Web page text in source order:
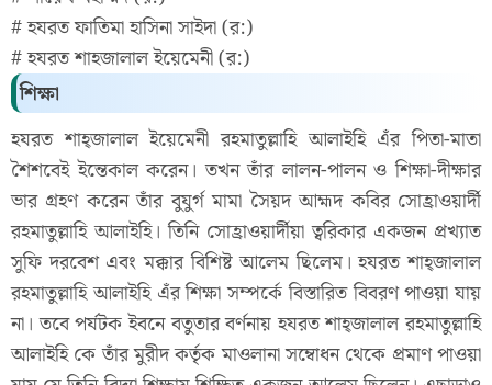
# হযরত ফাতিমা হাসিনা সাইদা (র:)
# হযরত শাহজালাল ইয়েমেনী (র:)
শিক্ষা
হযরত শাহ্জালাল ইয়েমেনী রহমাতুল্লাহি আলাইহি এঁর পিতা-মাতা
শৈশবেই ইন্তেকাল করেন। তখন তাঁর লালন-পালন ও শিক্ষা-দীক্ষার
ভার গ্রহণ করেন তাঁর বুযুর্গ মামা সৈয়দ আহ্মদ কবির সোহ্রাওয়ার্দী
রহমাতুল্লাহি আলাইহি। তিনি সোহ্রাওয়ার্দীয়া ত্বরিকার একজন প্রখ্যাত
সুফি দরবেশ এবং মক্কার বিশিষ্ট আলেম ছিলেম। হযরত শাহ্জালাল
রহমাতুল্লাহি আলাইহি এঁর শিক্ষা সম্পর্কে বিস্তারিত বিবরণ পাওয়া যায়
না। তবে পর্যটক ইবনে বতুতার বর্ণনায় হযরত শাহ্জালাল রহমাতুল্লাহি
আলাইহি কে তাঁর মুরীদ কর্তৃক মাওলানা সম্বোধন থেকে প্রমাণ পাওয়া